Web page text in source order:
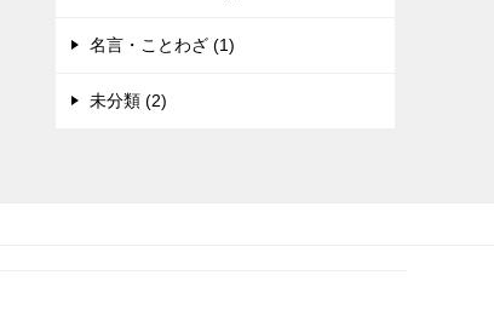
名言・ことわざ (1)
未分類 (2)